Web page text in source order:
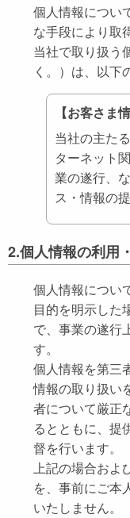
個人情報につい
な手段により取
当社で取り扱う
く。）は、以下
【お客さま
当社の主た
ターネット
業の遂行、
ス・情報の
2.個人情報の利用
個人情報につい
目的を明示した
で、事業の遂行
す。
個人情報を第三
情報の取り扱い
者について厳正
るとともに、提
督を行います。
上記の場合およ
を、事前にご本
いたしません。